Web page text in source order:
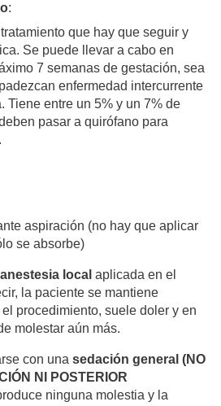
:
que hay que seguir y
Se puede llevar a cabo en
7 semanas de gestación, sea
enfermedad intercurrente
Tiene entre un 5% y un 7% de
pasar a quirófano para
aspiración (no hay que aplicar
se absorbe)
anestesia local aplicada en el
la paciente se mantiene
procedimiento, suele doler y en
molestar aún más.
con una sedación general (NO
NI POSTERIOR
ninguna molestia y la